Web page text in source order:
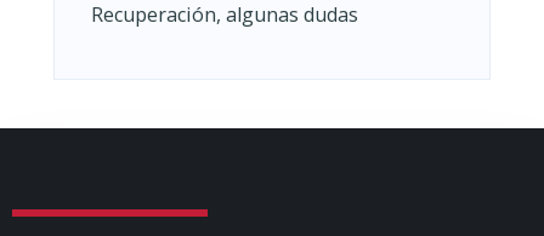
Recuperación, algunas dudas